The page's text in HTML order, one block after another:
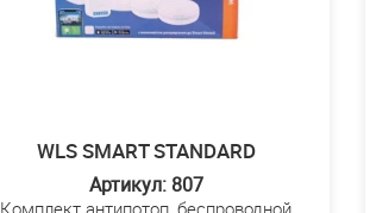
WLS SMART STANDARD
Артикул: 807